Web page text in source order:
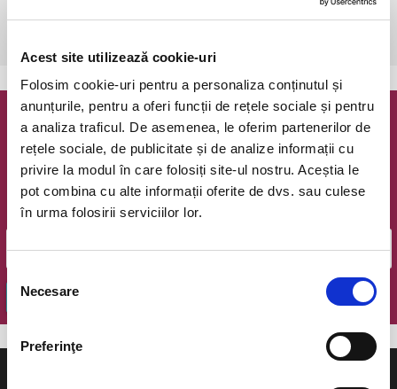
Acest site utilizează cookie-uri
Folosim cookie-uri pentru a personaliza conținutul și
anunțurile, pentru a oferi funcții de rețele sociale și pentru
a analiza traficul. De asemenea, le oferim partenerilor de
rețele sociale, de publicitate și de analize informații cu
privire la modul în care folosiți site-ul nostru. Aceștia le
pot combina cu alte informații oferite de dvs. sau culese
în urma folosirii serviciilor lor.
Selecția
consimțământului
Necesare
Preferinţe
Newsletter @ Bilete.ro
Oferte exclusive si o editie saptamanala cu cele mai noi
evenimente.
Email
OK